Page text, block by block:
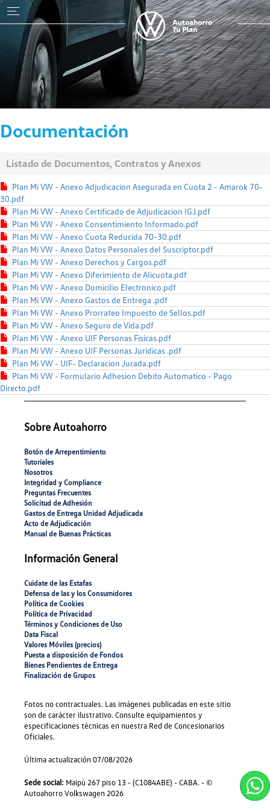
Documentación
Listado de Documentos, Contratos y Anexos
Plan Mi VW - Anexo Adjudicacion Asegurada en Cuota 2 - Amarok 70-
30.pdf
Plan Mi VW - Anexo Certificado de Adjudicacion IGJ.pdf
Plan Mi VW - Anexo Consentimiento Informado.pdf
Plan Mi VW - Anexo Cuota Reducida 70-30.pdf
Plan Mi VW - Anexo Datos Personales del Suscriptor.pdf
Plan Mi VW - Anexo Derechos y Cargos.pdf
Plan Mi VW - Anexo Diferimiento de Alicuota.pdf
Plan Mi VW - Anexo Domicilio Electronico.pdf
Plan Mi VW - Anexo Gastos de Entrega .pdf
Plan Mi VW - Anexo Prorrateo Impuesto de Sellos.pdf
Plan Mi VW - Anexo Seguro de Vida.pdf
Plan Mi VW - Anexo UIF Personas Fisicas.pdf
Plan Mi VW - Anexo UIF Personas Juridicas .pdf
Plan Mi VW - UIF- Declaracion Jurada.pdf
Plan Mi VW - Formulario Adhesion Debito Automatico - Pago
Directo.pdf
Sobre Autoahorro
Botón de Arrepentimiento
Tutoriales
Nosotros
Integridad y Compliance
Preguntas Frecuentes
Solicitud de Adhesión
Gastos de Entrega Unidad Adjudicada
Acto de Adjudicación
Manual de Buenas Prácticas
Información General
Cuidate de las Estafas
Defensa de las y los Consumidores
Política de Cookies
Polí­tica de Privacidad
Términos y Condiciones de Uso
Data Fiscal
Valores Móviles (precios)
Puesta a disposición de Fondos
Bienes Pendientes de Entrega
Finalización de Grupos
Fotos no contractuales. Las imágenes publicadas en este sitio
son de carácter ilustrativo. Consulte equipamientos y
especificaciones técnicas en nuestra Red de Concesionarios
Oficiales.
Última actualización 07/08/2026
Sede social: Maipú 267 piso 13 - (C1084ABE) - CABA. - ©
Autoahorro Volkswagen 2026